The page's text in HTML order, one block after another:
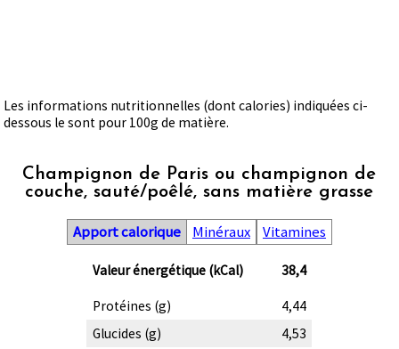
Les informations nutritionnelles (dont calories) indiquées ci-
dessous le sont pour 100g de matière.
Champignon de Paris ou champignon de
couche, sauté/poêlé, sans matière grasse
Apport calorique Minéraux Vitamines
Valeur énergétique (kCal) 38,4
Protéines (g)
4,44
Glucides (g)
4,53